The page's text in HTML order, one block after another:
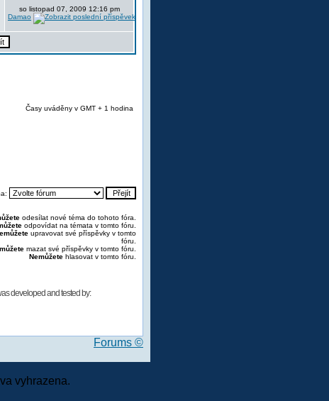
so listopad 07, 2009 12:16 pm
Damao
Časy uváděny v GMT + 1 hodina
odesílat nové téma do tohoto fóra.
odpovídat na témata v tomto fóru.
upravovat své příspěvky v tomto
fóru.
mazat své příspěvky v tomto fóru.
Nemůžete hlasovat v tomto fóru.
developed and tested by:
Forums ©
vyhrazena.